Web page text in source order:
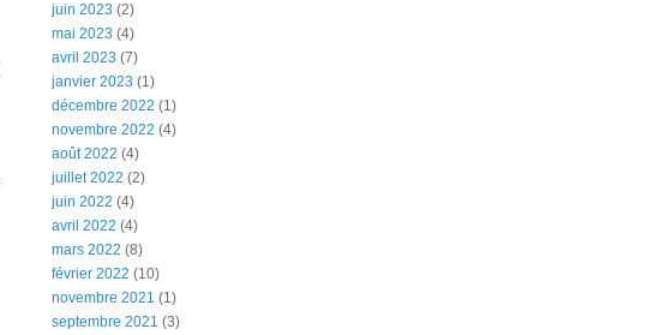
juin 2023 (2)
mai 2023 (4)
avril 2023 (7)
janvier 2023 (1)
décembre 2022 (1)
novembre 2022 (4)
août 2022 (4)
juillet 2022 (2)
juin 2022 (4)
avril 2022 (4)
mars 2022 (8)
février 2022 (10)
novembre 2021 (1)
septembre 2021 (3)